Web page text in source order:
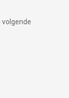
volgende